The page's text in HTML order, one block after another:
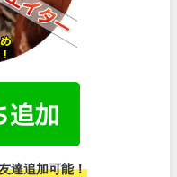
達追加可能！